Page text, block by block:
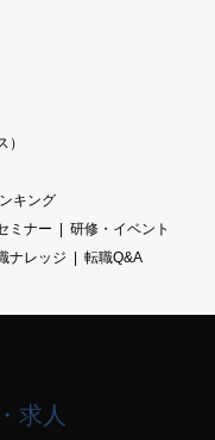
キング
ミナー
研修・イベント
ナレッジ 転職Q&A
求人